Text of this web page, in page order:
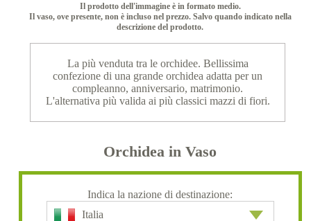
Il prodotto dell'immagine è in formato medio.
Il vaso, ove presente, non è incluso nel prezzo. Salvo quando indicato nella
descrizione del prodotto.
La più venduta tra le orchidee. Bellissima
confezione di una grande orchidea adatta per un
compleanno, anniversario, matrimonio.
L'alternativa più valida ai più classici mazzi di fiori.
Orchidea in Vaso
Indica la nazione di destinazione:
Italia